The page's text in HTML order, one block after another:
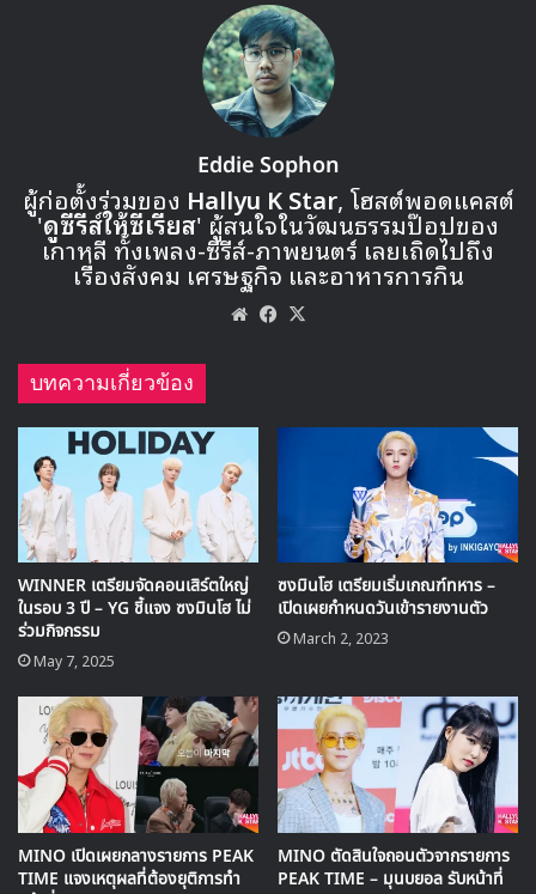
🎙GYUBIN ปลื้มเมืองไทยขนาดไหน? ถึงกลับมาถ่าย
MV เพลงใหม่ LIKE U 100 ที่กรุงเทพ
▶ คลิกดูสัมภาษณ์พิเศษ
ก่อนหน้านี้ ซงมินโฮ ได้มาสร้างความเฮฮาในรายการมาแล้ว 2
ครั้งเมื่อปี 2017 ที่ผ่านมา พร้อมกับความเฮฮาด้วยเคมีที่เข้ากันดี
กับ คังโฮดง ที่ร่วมเดินทางด้วยกันมาแล้วถึง 3 ซีซันในรายการ
New Journey To The West
คลิกเพื่อชม:ซับไทย New Journey To The West 5 ซี
ซันล่าสุดเริ่มแล้ว!
Eddie Sophon
ผู้ก่อตั้งร่วมของ Hallyu K Star, โฮสต์พอดแคสต์
'ดูซีรีส์ให้ซีเรียส' ผู้สนใจในวัฒนธรรมป๊อปของ
เกาหลี ทั้งเพลง-ซีรีส์-ภาพยนตร์ เลยเถิดไปถึง
เรื่องสังคม เศรษฐกิจ และอาหารการกิน
WebsiteFacebook
บทความเกี่ยวข้อง
WINNER เตรียมจัดคอนเสิร์ตใหญ่
ในรอบ 3 ปี – YG ชี้แจง ซงมินโฮ ไม่
ร่วมกิจกรรม
May 7, 2025
ซงมินโฮ เตรียมเริ่มเกณฑ์ทหาร –
เปิดเผยกำหนดวันเข้ารายงานตัว
March 2, 2023
MINO เปิดเผยกลางรายการ PEAK
TIME แจงเหตุผลที่ต้องยุติการทำ
MINO ตัดสินใจถอนตัวจากรายการ
PEAK TIME – มุนบยอล รับหน้าที่